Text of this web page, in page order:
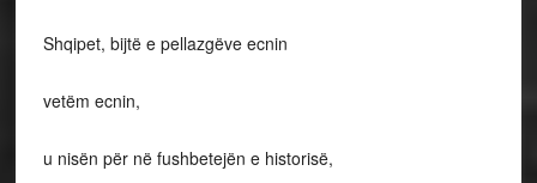
Shqipet, bijtë e pellazgëve ecnin
vetëm ecnin,
u nisën për në fushbetejën e historisë,